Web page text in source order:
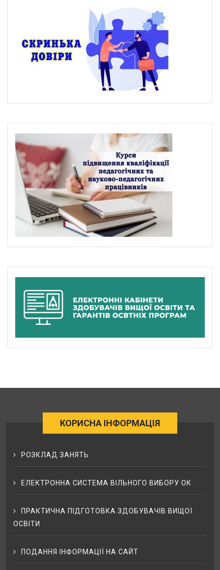
КОРИСНА ІНФОРМАЦІЯ
РОЗКЛАД ЗАНЯТЬ
ЕЛЕКТРОННА СИСТЕМА ВІЛЬНОГО ВИБОРУ ОК
ПРАКТИЧНА ПІДГОТОВКА ЗДОБУВАЧІВ ВИЩОЇ
ОСВІТИ
ПОДАННЯ ІНФОРМАЦІЇ НА САЙТ